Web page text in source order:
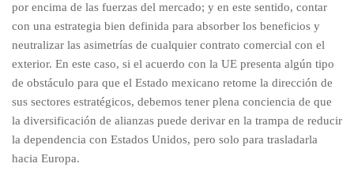
por encima de las fuerzas del mercado; y en este sentido, contar
con una estrategia bien definida para absorber los beneficios y
neutralizar las asimetrías de cualquier contrato comercial con el
exterior. En este caso, si el acuerdo con la UE presenta algún tipo
de obstáculo para que el Estado mexicano retome la dirección de
sus sectores estratégicos, debemos tener plena conciencia de que
la diversificación de alianzas puede derivar en la trampa de reducir
la dependencia con Estados Unidos, pero solo para trasladarla
hacia Europa.